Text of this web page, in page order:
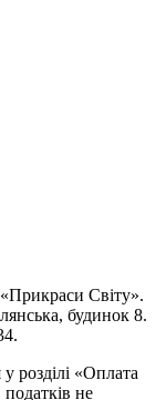
Світу».
будинок 8.
розділі «Оплата
податків не